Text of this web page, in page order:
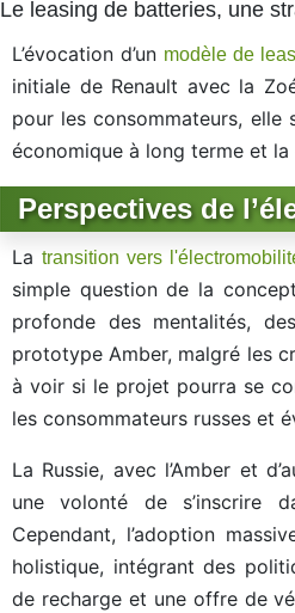
Le leasing de batteries, une
L’évocation d’un modèle de
initiale de Renault avec la
pour les consommateurs,
économique à long terme et
Perspectives de
Latransition vers
simple question de la
profonde des mentalités,
prototype Amber, malgré les
à voir si le projet pourra se
les consommateurs russes et
La Russie, avec l’Amber et
une volonté de s’inscrire
Cependant, l’adoption
holistique, intégrant des
de recharge et une offre de